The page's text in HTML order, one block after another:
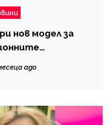
нов модел за
ago